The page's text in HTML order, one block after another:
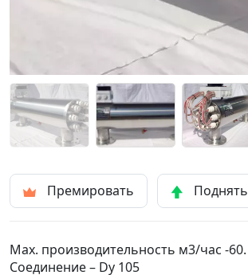
Премировать Поднять
Max. производительность м3/час -60.
Соединение – Dy 105